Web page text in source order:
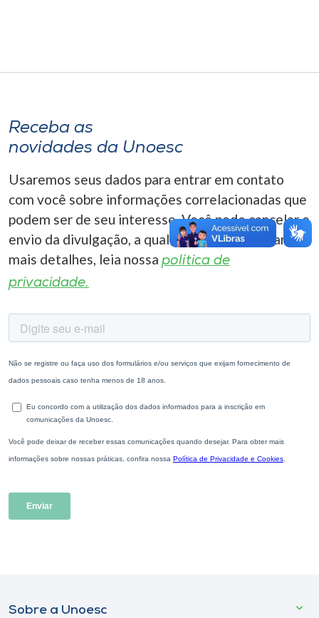
o idioma
A-
Receba as
novidades da Unoesc
Usaremos seus dados para entrar em contato
com você sobre informações correlacionadas que
podem ser de seu interesse. Você pode cancelar o
envio da divulgação, a qualquer momento. Para
mais detalhes, leia nossa política de
privacidade.
Sobre a Unoesc